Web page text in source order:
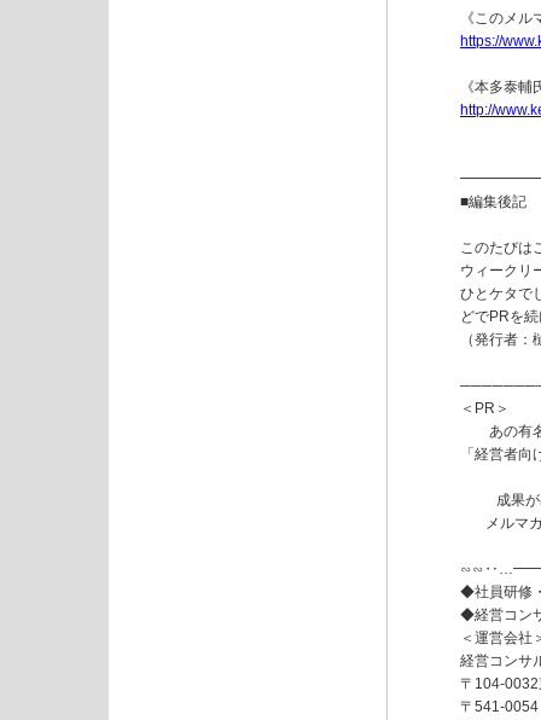
https://
http://
■編集後記
このたびは
ウィークリ
ひとケタで
どでPRを
（発行者：
＜PR＞
あ
「経営者
メル
◆社員研修
◆経営コン
＜運営会社
経営コンサ
〒104-0032
〒541-0054